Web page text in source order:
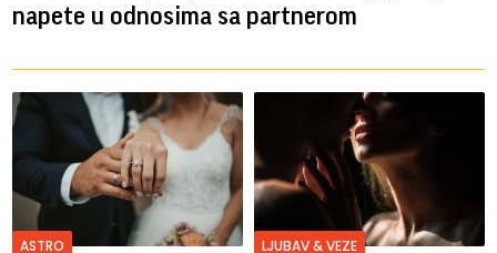
napete u odnosima sa partnerom
ASTRO LJUBAV & VEZE